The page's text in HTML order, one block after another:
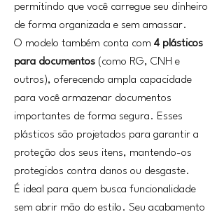
permitindo que você carregue seu dinheiro
de forma organizada e sem amassar.
O modelo também conta com 4 plásticos
para documentos (como RG, CNH e
outros), oferecendo ampla capacidade
para você armazenar documentos
importantes de forma segura. Esses
plásticos são projetados para garantir a
proteção dos seus itens, mantendo-os
protegidos contra danos ou desgaste.
É ideal para quem busca funcionalidade
sem abrir mão do estilo. Seu acabamento